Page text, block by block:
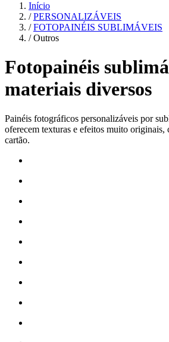
Início
/ PERSONALIZÁVEIS
/ FOTOPAINÉIS SUBLIMÁVEIS
/ Outros
Fotopainéis
materiais diversos
Painéis fotográficos personalizáveis por
oferecem texturas e efeitos muito originais,
cartão.